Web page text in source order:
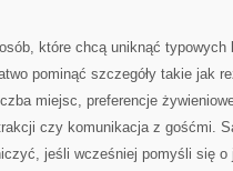
które chcą uniknąć typowych
pominąć szczegóły takie jak
miejsc, preferencje
czy komunikacja z gośćmi.
jeśli wcześniej pomyśli się